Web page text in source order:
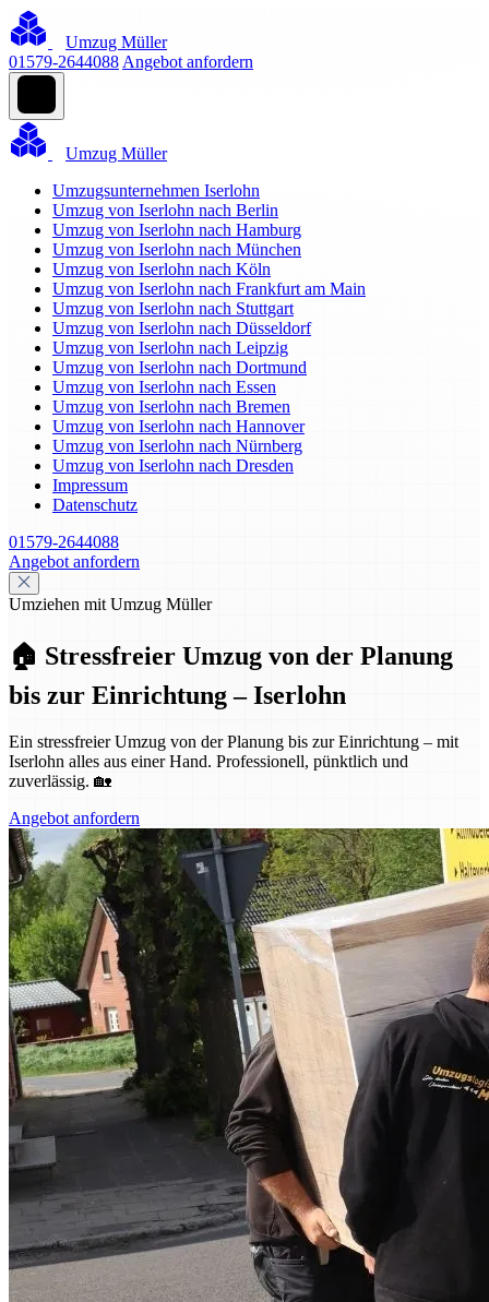
Umzug Müller
01579-2644088 Angebot anfordern
Umzug Müller
Umzugsunternehmen Iserlohn
Umzug von Iserlohn nach Berlin
Umzug von Iserlohn nach Hamburg
Umzug von Iserlohn nach München
Umzug von Iserlohn nach Köln
Umzug von Iserlohn nach Frankfurt am Main
Umzug von Iserlohn nach Stuttgart
Umzug von Iserlohn nach Düsseldorf
Umzug von Iserlohn nach Leipzig
Umzug von Iserlohn nach Dortmund
Umzug von Iserlohn nach Essen
Umzug von Iserlohn nach Bremen
Umzug von Iserlohn nach Hannover
Umzug von Iserlohn nach Nürnberg
Umzug von Iserlohn nach Dresden
Impressum
Datenschutz
01579-2644088
Angebot anfordern
Umziehen mit Umzug Müller
🏠 Stressfreier Umzug von der Planung
bis zur Einrichtung – Iserlohn
Ein stressfreier Umzug von der Planung bis zur Einrichtung – mit
Iserlohn alles aus einer Hand. Professionell, pünktlich und
zuverlässig. 🏡
Angebot anfordern